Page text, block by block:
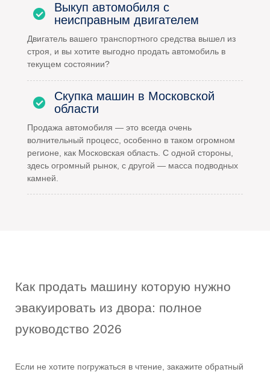
Выкуп автомобиля с
неисправным двигателем
Двигатель вашего транспортного средства вышел из
строя, и вы хотите выгодно продать автомобиль в
текущем состоянии?
Скупка машин в Московской
области
Продажа автомобиля — это всегда очень
волнительный процесс, особенно в таком огромном
регионе, как Московская область. С одной стороны,
здесь огромный рынок, с другой — масса подводных
камней.
Как продать машину которую нужно
эвакуировать из двора: полное
руководство 2026
Если не хотите погружаться в чтение, закажите обратный